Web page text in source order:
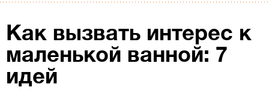
Как вызвать интерес к
маленькой ванной: 7
идей